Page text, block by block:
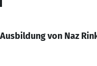
Ausbildung von Naz